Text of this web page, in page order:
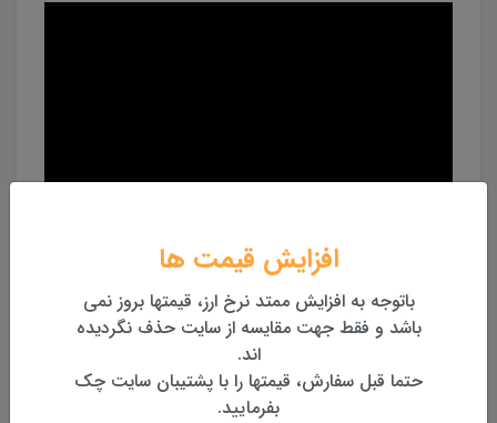
افزایش قیمت ها
باتوجه به افزایش ممتد نرخ ارز، قیمتها بروز نمی
باشد و فقط جهت مقایسه از سایت حذف نگردیده
اند.
حتما قبل سفارش، قیمتها را با پشتیبان سایت چک
بفرمایید.